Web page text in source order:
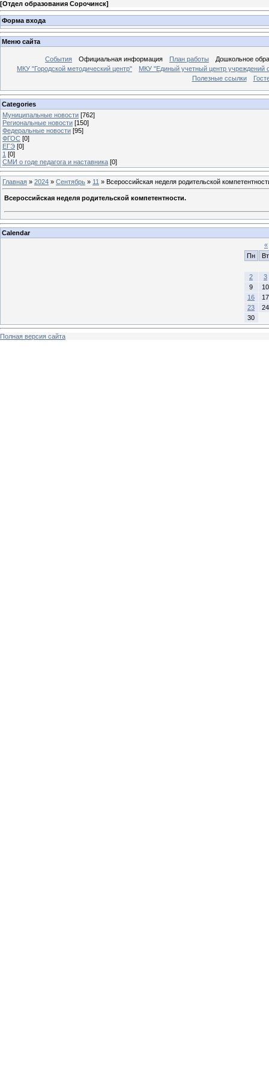
[Отдел образования Сорочинск]
Форма входа
Меню сайта
События Официальная информация План работы
Дошкольное
МКУ "Городской методический центр"
МКУ "Единый учетный центр учреждений
Полезные ссылки
Categories
Муниципальные новости [762]
Региональные новости [150]
Федеральные новости [95]
ФГОС [0]
ЕГЭ [0]
1 [0]
СМИ о годе педагога и наставника [0]
Главная » 2024 » Сентябрь » 11 » Всероссийская неделя родительской
Всероссийская неделя родительской компетентности.
Calendar
«
Пн
Вт
2
3
9
10
16
17
23
24
30
Полная версия сайта